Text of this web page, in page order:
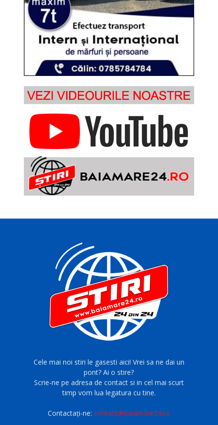
Cele mai noi stiri le gasesti aici! Vrei sa ne dai un
pont? Ai o stire?
Scrie-ne pe adresa de contact si in cel mai scurt
timp vom lua legatura cu tine.
Contactați-ne:contact@baiamare24.ro